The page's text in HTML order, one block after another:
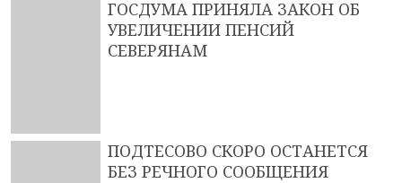
ГОСДУМА ПРИНЯЛА ЗАКОН ОБ
УВЕЛИЧЕНИИ ПЕНСИЙ
СЕВЕРЯНАМ
ПОДТЕСОВО СКОРО ОСТАНЕТСЯ
БЕЗ РЕЧНОГО СООБЩЕНИЯ